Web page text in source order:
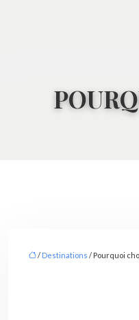
/ Destinations / Pourquoi